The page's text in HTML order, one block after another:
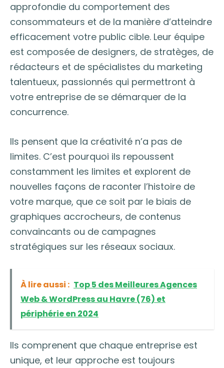
approfondie du comportement des
consommateurs et de la manière d’atteindre
efficacement votre public cible. Leur équipe
est composée de designers, de stratèges, de
rédacteurs et de spécialistes du marketing
talentueux, passionnés qui permettront à
votre entreprise de se démarquer de la
concurrence.
Ils pensent que la créativité n’a pas de
limites. C’est pourquoi ils repoussent
constamment les limites et explorent de
nouvelles façons de raconter l’histoire de
votre marque, que ce soit par le biais de
graphiques accrocheurs, de contenus
convaincants ou de campagnes
stratégiques sur les réseaux sociaux.
À lire aussi : Top 5 des Meilleures Agences
Web & WordPress au Havre (76) et
périphérie en 2024
Ils comprenent que chaque entreprise est
unique, et leur approche est toujours